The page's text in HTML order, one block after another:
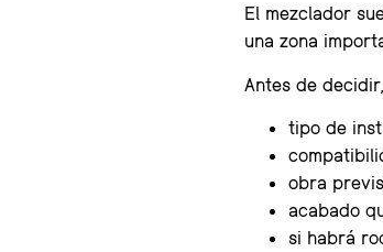
El mezclador
una zona
Antes de
tipo de
obra
acabado
si habrá